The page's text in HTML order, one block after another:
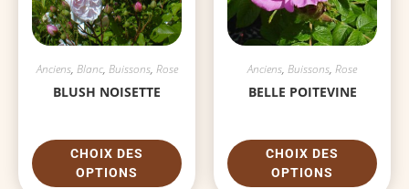
Anciens, Blanc, Buissons, Rose
BLUSH NOISETTE
CHOIX DES
OPTIONS
Anciens, Buissons, Rose
BELLE POITEVINE
CHOIX DES
OPTIONS